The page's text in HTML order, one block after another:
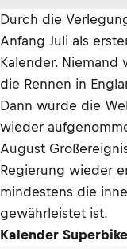
Durch die
Anfang Juli als
Kalender. Niemand
die Rennen in
Dann würde die
wieder
August
Regierung wieder
mindestens die
gewährleistet ist.
Kalender